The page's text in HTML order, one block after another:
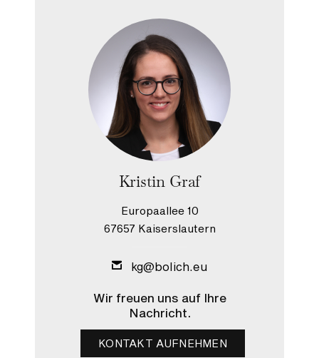
Kristin Graf
Europaallee 10
67657 Kaiserslautern
kg@bolich.eu
Wir freuen uns auf Ihre
Nachricht.
KONTAKT AUFNEHMEN